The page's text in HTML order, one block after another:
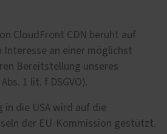
CloudFront CDN beruht auf
Interesse an einer möglichst
Bereitstellung unseres
1 lit. f DSGVO).
in die USA wird auf die
der EU-Kommission gestützt.